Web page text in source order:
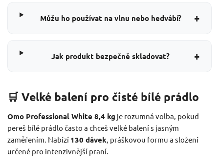
Můžu ho používat na vlnu nebo hedvábí? +
Jak produkt bezpečně skladovat? +
🛒 Velké balení pro čisté bílé prádlo
Omo Professional White 8,4 kg je rozumná volba, pokud
pereš bílé prádlo často a chceš velké balení s jasným
zaměřením. Nabízí 130 dávek , práškovou formu a složení
určené pro intenzivnější praní.